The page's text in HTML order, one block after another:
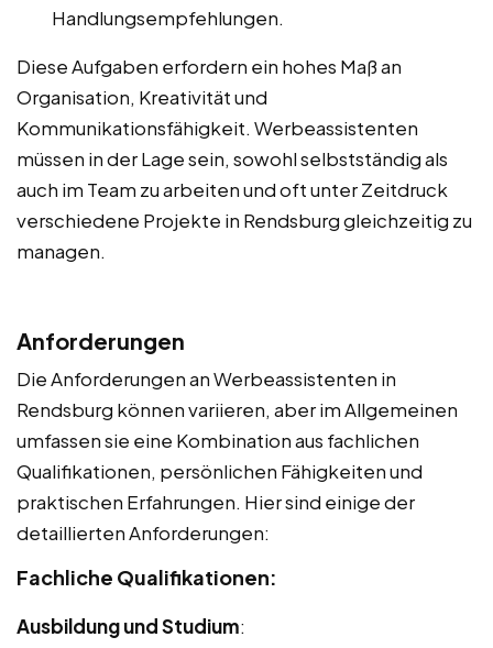
Handlungsempfehlungen.
Diese Aufgaben erfordern ein hohes Maß an
Organisation, Kreativität und
Kommunikationsfähigkeit. Werbeassistenten
müssen in der Lage sein, sowohl selbstständig als
auch im Team zu arbeiten und oft unter Zeitdruck
verschiedene Projekte in Rendsburg gleichzeitig zu
managen.
Anforderungen
Die Anforderungen an Werbeassistenten in
Rendsburg können variieren, aber im Allgemeinen
umfassen sie eine Kombination aus fachlichen
Qualifikationen, persönlichen Fähigkeiten und
praktischen Erfahrungen. Hier sind einige der
detaillierten Anforderungen:
Fachliche Qualifikationen:
Ausbildung und Studium: